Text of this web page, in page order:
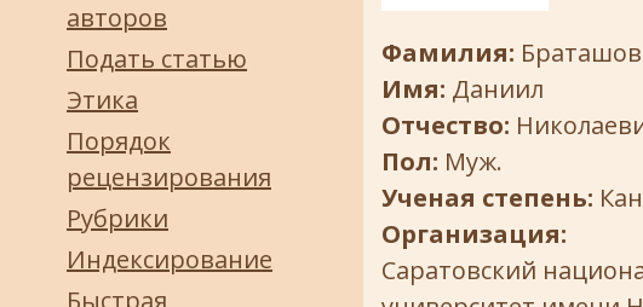
авторов
Подать статью
Этика
Порядок
рецензирования
Рубрики
Индексирование
Быстрая
Фамилия: Браташов
Имя: Даниил
Отчество:
Пол: Муж.
Ученая степень:
Организация:
Саратовский